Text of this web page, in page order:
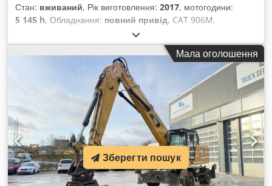
Стан: вживаний, Рік виготовлення: 2017, мотогодини:
5 145 h, Обладнання: повний привід, CAT 906M,
фронтальний навантажувач, рік випуску 2017,
укомплектований ковшем та вилами! ----* Виробник: CAT *
Модель: 906M * Рік випуску: 2017 * Напрацьовано:
приблизно 5145 годин * Укомплектовано ковшем та вилами
* Німецька машина, перший власник * Гідравлічний
механізм швидкої заміни * Наявна сертифікація CE та
підтвердження даних * Додаткові фотографії та відео
надаються за запитом (WhatsApp, Ерік) * Ціна: 26 900 євро,
без ПДВ + 19% ПДВ ----Для отримання додаткової
інформації, будь ласка, телефонуйте: Crodpozp Ayiofx
Abkof Ерік Кортум: WhatsApp ?Уся інформація надається
без гарантії та відповідальності, можливі помилки та
Мала оголошення
Зберегти пошук